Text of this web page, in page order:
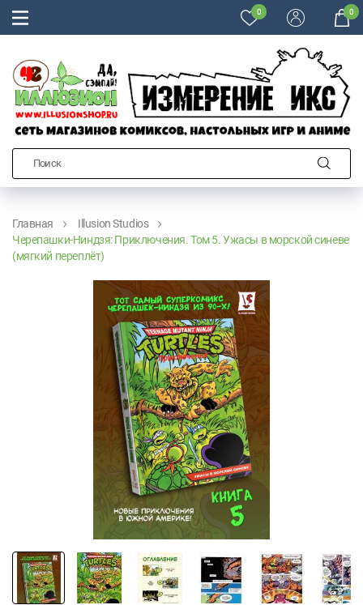
0 0
Главная
Illusion Studios
Черепашки-Ниндзя: Приключения. Том 5. Ужасы в морской синеве
(мягкий переплёт)